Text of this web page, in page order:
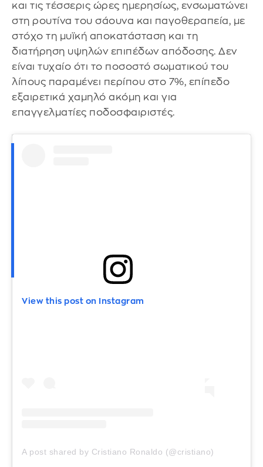
και τις τέσσερις ώρες ημερησίως, ενσωματώνει
στη ρουτίνα του σάουνα και παγοθεραπεία, με
στόχο τη μυϊκή αποκατάσταση και τη
διατήρηση υψηλών επιπέδων απόδοσης. Δεν
είναι τυχαίο ότι το ποσοστό σωματικού του
λίπους παραμένει περίπου στο 7%, επίπεδο
εξαιρετικά χαμηλό ακόμη και για
επαγγελματίες ποδοσφαιριστές.
View this post on Instagram
A post shared by Cristiano Ronaldo (@cristiano)